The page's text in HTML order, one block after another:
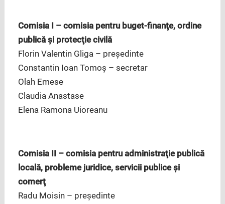
Comisia I – comisia pentru buget-finanţe, ordine
publică şi protecţie civilă
Florin Valentin Gliga – preşedinte
Constantin Ioan Tomoş – secretar
Olah Emese
Claudia Anastase
Elena Ramona Uioreanu
Comisia II – comisia pentru administraţie publică
locală, probleme juridice, servicii publice şi
comerţ
Radu Moisin – preşedinte